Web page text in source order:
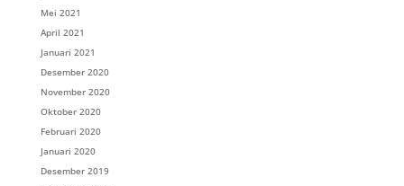
Mei 2021
April 2021
Januari 2021
Desember 2020
November 2020
Oktober 2020
Februari 2020
Januari 2020
Desember 2019